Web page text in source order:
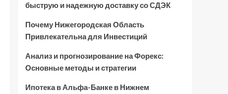
быструю и надежную доставку со СДЭК
Почему Нижегородская Область
Привлекательна для Инвестиций
Анализ и прогнозирование на Форекс:
Основные методы и стратегии
Ипотека в Альфа-Банке в Нижнем